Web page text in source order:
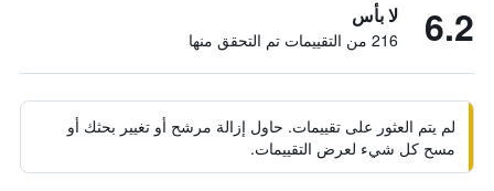
6.2 لا بأس
216 من التقييمات تم التحقق منها
لم يتم العثور على تقييمات. حاول إزالة مرشح أو تغيير بحثك أو
مسح كل شيء لعرض التقييمات.